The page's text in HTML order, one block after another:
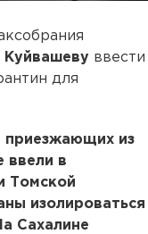
Куйвашеву ввести
для
приезжающих из
ввели в
Томской
изолироваться
Сахалине